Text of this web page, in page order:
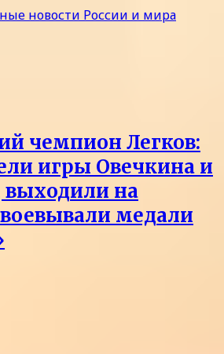
чемпион Легков:
игры Овечкина и
выходили на
медали